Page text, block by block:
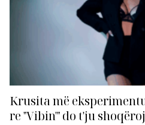
Krusita më
re "Vibin'" do t'ju